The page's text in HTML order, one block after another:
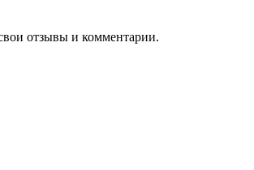
отзывы и комментарии.